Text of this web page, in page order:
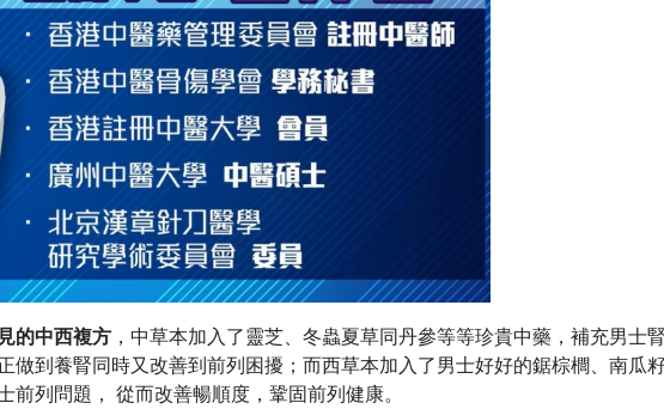
的中西複方 ，中草本加入了靈芝、冬蟲夏草同丹參等等珍貴中藥，補充男士
做到養腎同時又改善到前列困擾；而西草本加入了男士好好的鋸棕櫚、南瓜
列問題， 從而改善暢順度，鞏固前列健康。